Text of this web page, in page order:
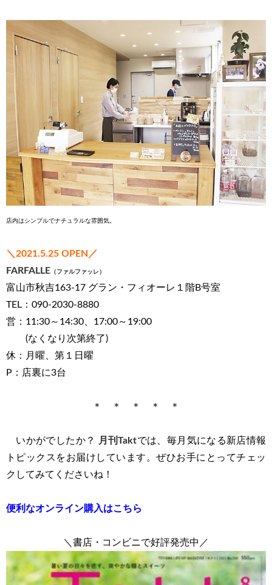
店内はシンプルでナチュラルな雰囲気。
＼2021.5.25 OPEN／
FARFALLE （ファルファッレ）
富山市秋吉163-17 グラン・フィオーレ１階B号室
TEL：090-2030-8880
営：11:30～14:30、17:00～19:00
(なくなり次第終了)
休：月曜、第１日曜
P：店裏に3台
＊ ＊ ＊ ＊ ＊
いかがでしたか？ 月刊Taktでは、毎月気になる新店情報
トピックスをお届けしています。ぜひお手にとってチェッ
クしてみてくださいね！
便利なオンライン購入はこちら
＼書店・コンビニで好評発売中／